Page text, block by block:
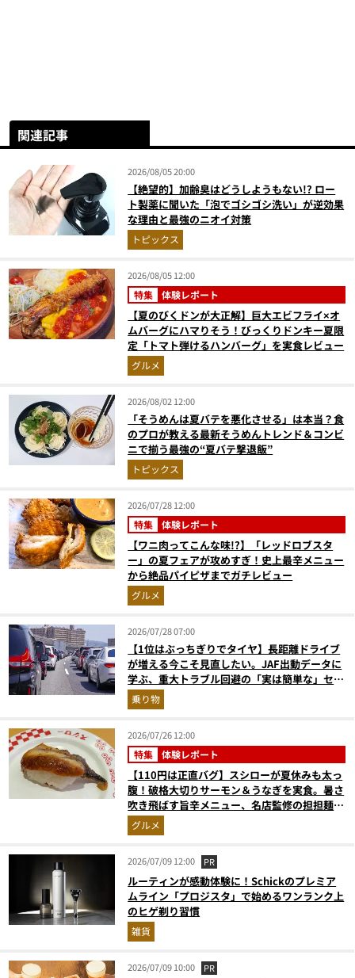
関連記事
2026/08/05 20:00
【絶望的】加齢臭はどうしようもない!? ロー
ト製薬に聞いた「泡でゴシゴシ洗い」が逆効果
な理由と最強のニオイ対策
トピックス
2026/08/05 12:00
特集 体験レポート
【夏のびくドンが大正解】巨大エビフライ×オ
ムバーグにハマりそう！びっくりドンキー夏限
定「トマト弾けるハンバーグ」を実食レビュー
グルメ
2026/08/02 12:00
「そうめんは夏バテを悪化させる」は本当？食
のプロが教える最新そうめんトレンド＆コンビ
ニで揃う最強の“夏バテ撃退飯”
トピックス
2026/07/28 12:00
特集 体験レポート
【ワニ肉ってこんな味!?】「レッドロブスタ
ー」の夏フェアが攻めすぎ！史上最辛メニュー
から絶品パイピザまでガチレビュー
グルメ
2026/07/28 07:00
【1位はぶっちぎりでタイヤ】長距離ドライブ
が増える今こそ見直したい。JAF出動データに
学ぶ、重大トラブル回避の「実は簡単な」セル
フメンテ術
乗り物
2026/07/26 12:00
特集 体験レポート
【110円は正直バグ】スシローが夏休みも太っ
腹！破格大切りサーモン＆うなぎを実食。暑さ
吹き飛ばす旨辛メニュー、名店監修の担担麺も
ヤバすぎた
グルメ
2026/07/09 12:00 PR
ルーティンが感動体験に！Schickのプレミア
ムライン「プロジスタ」で始めるワンランク上
のヒゲ剃り習慣
雑貨
2026/07/09 10:00 PR